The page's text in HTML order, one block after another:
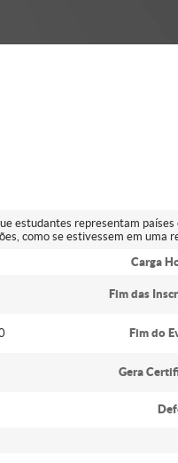
estudantes representam
como se estivessem em uma
Carga
Fim das
Fim do
Gera